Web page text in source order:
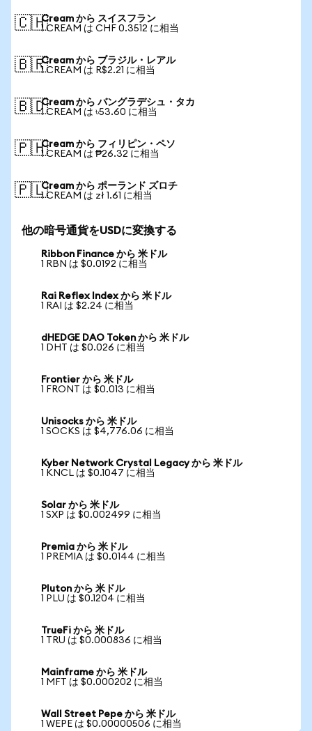
🇨🇭Cream から スイスフラン
1 CREAM は CHF 0.3512 に相当
🇧🇷Cream から ブラジル・レアル
1 CREAM は R$2.21 に相当
🇧🇩Cream から バングラデシュ・タカ
1 CREAM は ৳53.60 に相当
🇵🇭Cream から フィリピン・ペソ
1 CREAM は ₱26.32 に相当
🇵🇱Cream から ポーランド ズロチ
1 CREAM は zł 1.61 に相当
他の暗号通貨をUSDに変換する
Ribbon Finance から 米ドル
1 RBN は $0.0192 に相当
Rai Reflex Index から 米ドル
1 RAI は $2.24 に相当
dHEDGE DAO Token から 米ドル
1 DHT は $0.026 に相当
Frontier から 米ドル
1 FRONT は $0.013 に相当
Unisocks から 米ドル
1 SOCKS は $4,776.06 に相当
Kyber Network Crystal Legacy から 米ドル
1 KNCL は $0.1047 に相当
Solar から 米ドル
1 SXP は $0.002499 に相当
Premia から 米ドル
1 PREMIA は $0.0144 に相当
Pluton から 米ドル
1 PLU は $0.1204 に相当
TrueFi から 米ドル
1 TRU は $0.000836 に相当
Mainframe から 米ドル
1 MFT は $0.000202 に相当
Wall Street Pepe から 米ドル
1 WEPE は $0.00000506 に相当